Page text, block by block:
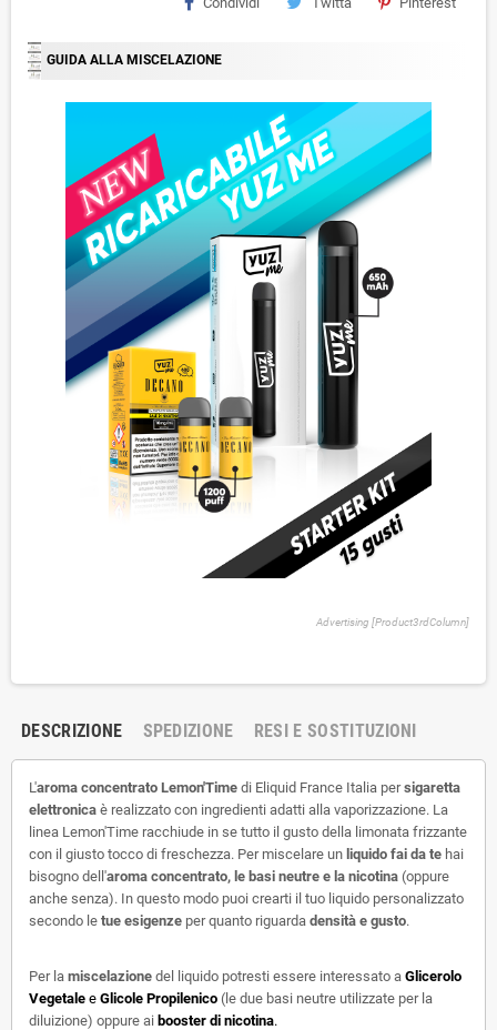
GUIDA ALLA MISCELAZIONE
Advertising [Product3rdColumn]
DESCRIZIONE SPEDIZIONE RESI E SOSTITUZIONI
L'aroma concentrato Lemon'Time di Eliquid France Italia persigaretta
elettronica è realizzato con ingredienti adatti alla vaporizzazione. La
linea Lemon'Time racchiude in se tutto il gusto della limonata frizzante
con il giusto tocco di freschezza. Per miscelare un liquido fai da te hai
bisogno dell'aroma concentrato, le basi neutre e la nicotina (oppure
anche senza). In questo modo puoi crearti il tuo liquido personalizzato
secondo le tue esigenze per quanto riguarda densità e gusto.
Per la miscelazione del liquido potresti essere interessato a Glicerolo
Vegetale e Glicole Propilenico (le due basi neutre utilizzate per la
diluizione) oppure ai booster di nicotina.